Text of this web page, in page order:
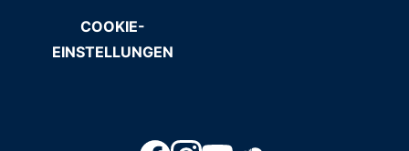
COOKIE-
EINSTELLUNGEN